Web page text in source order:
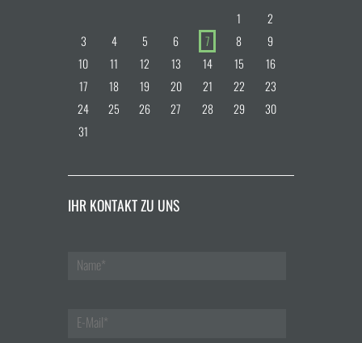
1
2
3
4 5 6 7 8
9
10
11 12 13 14 15
16
17
18 19 20 21 22
23
24
25 26 27 28 29
30
31
IHR KONTAKT ZU UNS